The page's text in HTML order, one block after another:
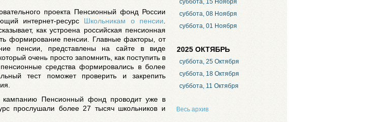
проекта Пенсионный фонд России
интернет-ресурс Школьникам о пенсии
как устроена российская пенсионная
формирование пенсии. Главные факторы, от
пенсии, представлены на сайте в виде
очень просто запомнить, как поступить в
средства формировались в более
тест поможет проверить и закрепить
Пенсионный фонд проводит уже в
прослушали более 27 тысяч школьников и
суббота, 15 Ноября
суббота, 08 Ноября
суббота, 01 Ноября
2025 ОКТЯБРЬ
суббота, 25 Октября
суббота, 18 Октября
суббота, 11 Октября
Весь архив